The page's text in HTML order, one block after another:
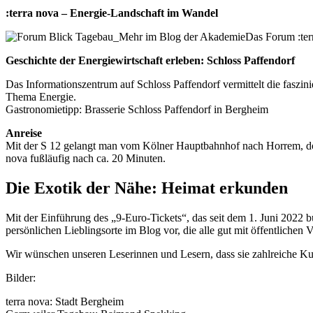
:terra nova – Energie-Landschaft im Wandel
Das Forum
Geschichte der Energiewirtschaft erleben: Schloss Paffendorf
Das Informationszentrum auf Schloss Paffendorf vermittelt die
Thema Energie.
Gastronomietipp: Brasserie Schloss Paffendorf in Bergheim
Anreise
Mit der S 12 gelangt man vom Kölner Hauptbahnhof nach Horrem,
nova fußläufig nach ca. 20 Minuten.
Die Exotik der Nähe: Heimat erkunden
Mit der Einführung des „9-Euro-Tickets“, das seit dem 1. Juni 2022
persönlichen Lieblingsorte im Blog vor, die alle gut mit öffentlichen
Wir wünschen unseren Leserinnen und Lesern, dass sie zahlreiche
Bilder:
terra nova: Stadt Bergheim